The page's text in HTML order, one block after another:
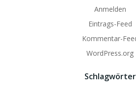
Anmelden
Eintrags-Feed
Kommentar-
WordPress.org
Schlagwörter